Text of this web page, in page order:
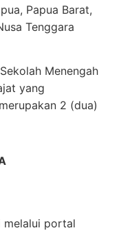
Papua Barat,
Tenggara
Menengah
yang
2 (dua)
melalui portal